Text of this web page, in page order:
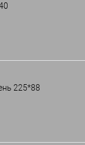
225*88